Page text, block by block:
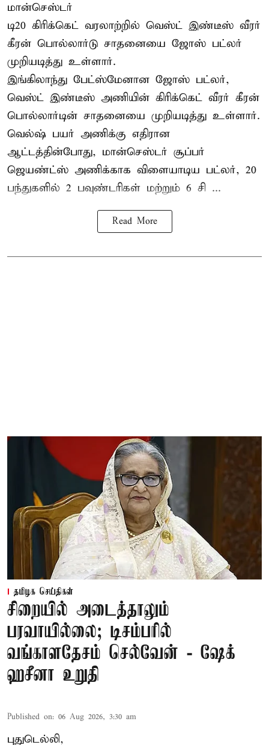
மான்செஸ்டர்
டி20 கிரிக்கெட் வரலாற்றில் வெஸ்ட் இண்டீஸ் வீரர்
கீரன் பொல்லார்டு சாதனையை ஜோஸ் பட்லர்
முறியடித்து உள்ளார்.
இங்கிலாந்து பேட்ஸ்மேனான ஜோஸ் பட்லர்,
வெஸ்ட் இண்டீஸ் அணியின் கிரிக்கெட் வீரர் கீரன்
பொல்லார்டின் சாதனையை முறியடித்து உள்ளார்.
வெல்ஷ் பயர் அணிக்கு எதிரான
ஆட்டத்தின்போது, மான்செஸ்டர் சூப்பர்
ஜெயண்ட்ஸ் அணிக்காக விளையாடிய பட்லர், 20
பந்துகளில் 2 பவுண்டரிகள் மற்றும் 6 சி ...
Read More
தமிழக செய்திகள்
சிறையில் அடைத்தாலும்
பரவாயில்லை; டிசம்பரில்
வங்காளதேசம் செல்வேன் - ஷேக்
ஹசீனா உறுதி
Published on: 06 Aug 2026, 3:30 am
புதுடெல்லி,